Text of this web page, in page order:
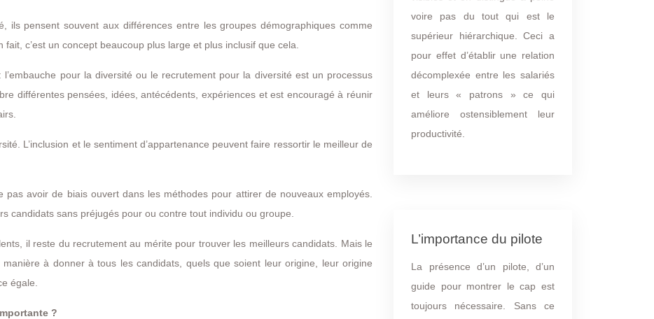
ils pensent souvent aux différences entre les groupes démographiques comme
c’est un concept beaucoup plus large et plus inclusif que cela.
pour la diversité ou le recrutement pour la diversité est un processus
différentes pensées, idées, antécédents, expériences et est encouragé à réunir
L’inclusion et le sentiment d’appartenance peuvent faire ressortir le meilleur de
avoir de biais ouvert dans les méthodes pour attirer de nouveaux employés.
candidats sans préjugés pour ou contre tout individu ou groupe.
il reste du recrutement au mérite pour trouver les meilleurs candidats. Mais le
à donner à tous les candidats, quels que soient leur origine, leur origine
égale.
?
voire pas du tout qui est le
supérieur hiérarchique. Ceci a
pour effet d’établir une relation
décomplexée entre les salariés
et leurs « patrons » ce qui
améliore ostensiblement leur
productivité.
L’importance du pilote
La présence d’un pilote, d’un
guide pour montrer le cap est
toujours nécessaire. Sans ce